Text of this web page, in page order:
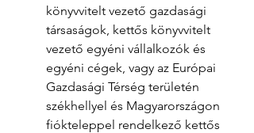
könyvvitelt vezető gazdasági
társaságok, kettős könyvvitelt
vezető egyéni vállalkozók és
egyéni cégek, vagy az Európai
Gazdasági Térség területén
székhellyel és Magyarországon
fiókteleppel rendelkező kettős